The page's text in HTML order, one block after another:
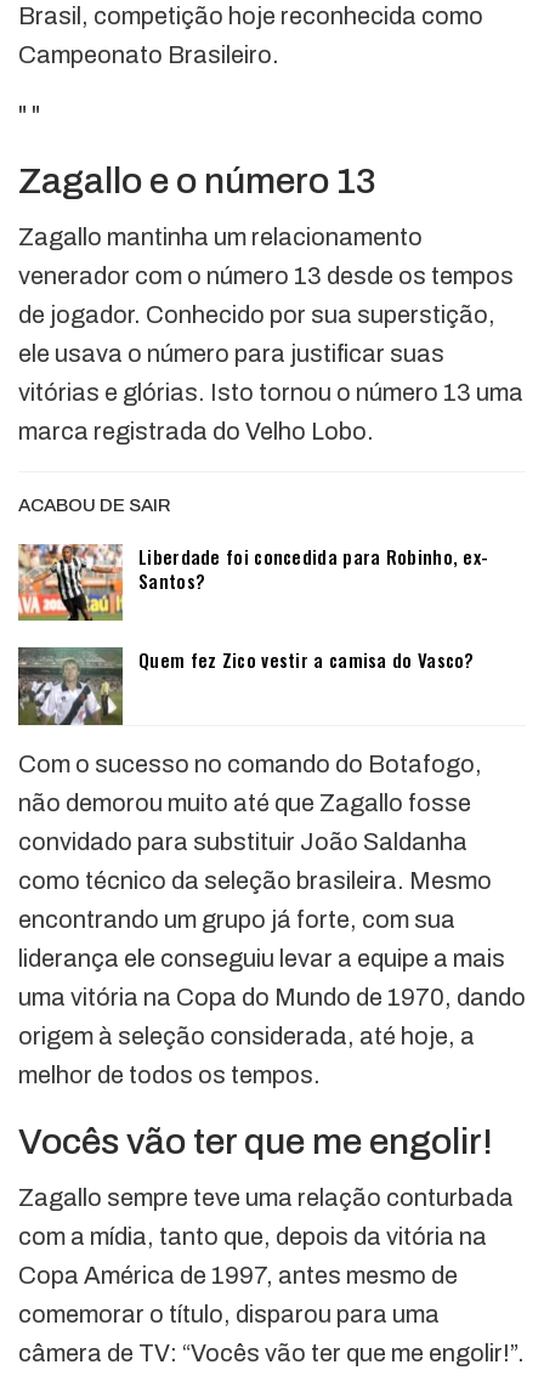
Brasil, competição hoje reconhecida como
Campeonato Brasileiro.
" "
Zagallo e o número 13
Zagallo mantinha um relacionamento
venerador com o número 13 desde os tempos
de jogador. Conhecido por sua superstição,
ele usava o número para justificar suas
vitórias e glórias. Isto tornou o número 13 uma
marca registrada do Velho Lobo.
ACABOU DE SAIR
Liberdade foi concedida para Robinho, ex-
Santos?
Quem fez Zico vestir a camisa do Vasco?
Com o sucesso no comando do Botafogo,
não demorou muito até que Zagallo fosse
convidado para substituir João Saldanha
como técnico da seleção brasileira. Mesmo
encontrando um grupo já forte, com sua
liderança ele conseguiu levar a equipe a mais
uma vitória na Copa do Mundo de 1970, dando
origem à seleção considerada, até hoje, a
melhor de todos os tempos.
Vocês vão ter que me engolir!
Zagallo sempre teve uma relação conturbada
com a mídia, tanto que, depois da vitória na
Copa América de 1997, antes mesmo de
comemorar o título, disparou para uma
câmera de TV: “Vocês vão ter que me engolir!”.